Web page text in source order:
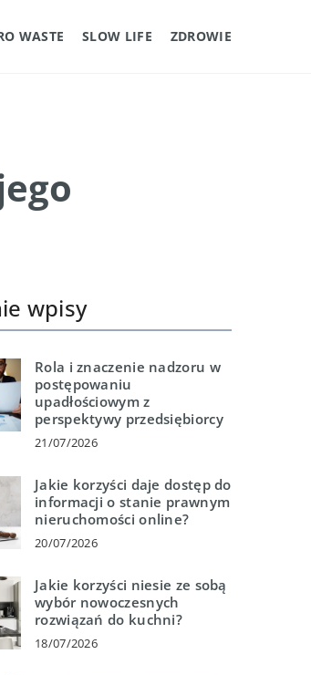
WASTE SLOW LIFE ZDROWIE
wpisy
Rola i znaczenie nadzoru w
postępowaniu
upadłościowym z
perspektywy przedsiębiorcy
21/07/2026
Jakie korzyści daje dostęp do
informacji o stanie prawnym
nieruchomości online?
20/07/2026
Jakie korzyści niesie ze sobą
wybór nowoczesnych
rozwiązań do kuchni?
18/07/2026